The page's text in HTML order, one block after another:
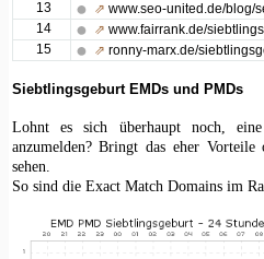
13
⇗ www.seo-united.de/blog/
14
⇗ www.fairrank.de/
15
⇗ ronny-marx.de/
Siebtlingsgeburt EMDs und PMDs
Lohnt es sich überhaupt noch,
anzumelden? Bringt das eher
sehen.
So sind die Exact Match Domains im